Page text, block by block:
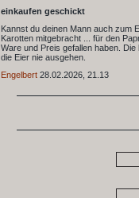
einkaufen geschickt
Kannst du deinen Mann auch zum
Karotten mitgebracht ... für den
Ware und Preis gefallen haben.
die Eier nie ausgehen.
Engelbert 28.02.2026, 21.13